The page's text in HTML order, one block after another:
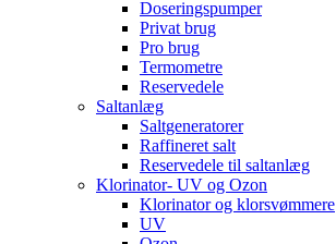
Doseringspumper
Privat brug
Pro brug
Termometre
Reservedele
Saltanlæg
Saltgeneratorer
Raffineret salt
Reservedele til saltanlæg
Klorinator- UV og Ozon
Klorinator og klorsvømmere
UV